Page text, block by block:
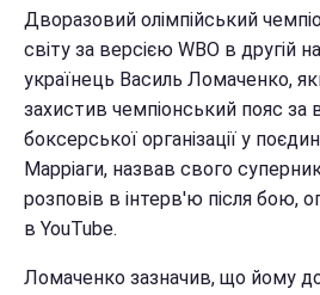
Дворазовий олімпійський
світу за версією WBO в другій
українець Василь Ломаченко,
захистив чемпіонський пояс за
боксерської організації у
Марріаги, назвав свого
розповів в інтерв'ю після бою,
в YouTube.
Ломаченко зазначив, що йому